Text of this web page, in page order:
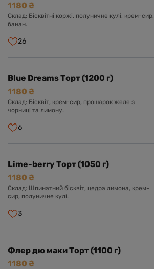
1180 ₴
Склад: Бісквітні коржі, полуничне кулі, крем-сир,
банан.
26
Blue Dreams Торт (1200 г)
1180 ₴
Склад: Бісквіт, крем-сир, прошарок желе з
чорниці та лимону.
6
Lime-berry Торт (1050 г)
1180 ₴
Склад: Шпинатний бісквіт, цедра лимона, крем-
сир, полуничне кулі.
3
Флер дю маки Торт (1100 г)
1180 ₴